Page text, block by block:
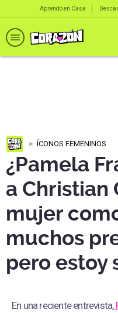
Aprendo en Casa
ÍCONOS FEMENINOS
¿Pamela
a Christian
mujer
muchos
pero estoy
En una reciente entrevista,